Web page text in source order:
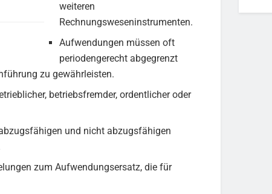
weiteren
Rechnungsweseninstrumenten.
Aufwendungen müssen oft
periodengerecht abgegrenzt
zu gewährleisten.
betriebsfremder, ordentlicher oder
und nicht abzugsfähigen
zum Aufwendungsersatz, die für